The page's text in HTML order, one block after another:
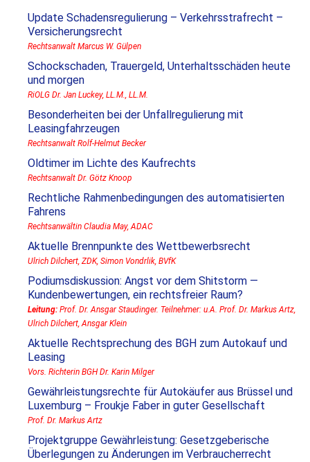
Update Schadensregulierung – Verkehrsstrafrecht –
Versicherungsrecht
Rechtsanwalt Marcus W. Gülpen
Schockschaden, Trauergeld, Unterhaltsschäden heute
und morgen
RiOLG Dr. Jan Luckey, LL.M., LL.M.
Besonderheiten bei der Unfallregulierung mit
Leasingfahrzeugen
Rechtsanwalt Rolf-Helmut Becker
Oldtimer im Lichte des Kaufrechts
Rechtsanwalt Dr. Götz Knoop
Rechtliche Rahmenbedingungen des automatisierten
Fahrens
Rechtsanwältin Claudia May, ADAC
Aktuelle Brennpunkte des Wettbewerbsrecht
Ulrich Dilchert, ZDK, Simon Vondrlik, BVfK
Podiumsdiskussion: Angst vor dem Shitstorm —
Kundenbewertungen, ein rechtsfreier Raum?
Leitung: Prof. Dr. Ansgar Staudinger. Teilnehmer: u.A. Prof. Dr. Markus Artz,
Ulrich Dilchert, Ansgar Klein
Aktuelle Rechtsprechung des BGH zum Autokauf und
Leasing
Vors. Richterin BGH Dr. Karin Milger
Gewährleistungsrechte für Autokäufer aus Brüssel und
Luxemburg – Froukje Faber in guter Gesellschaft
Prof. Dr. Markus Artz
Projektgruppe Gewährleistung: Gesetzgeberische
Überlegungen zu Änderungen im Verbraucherrecht